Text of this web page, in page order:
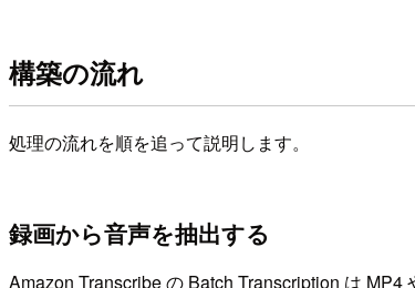
構築の流れ
処理の流れを順を追って説明します。
録画から音声を抽出する
Amazon Transcribe の Batch Transcription は